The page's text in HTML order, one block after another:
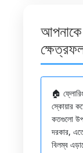
আপনাকে
🏠
স্কোয়ার
কতগুলো
দরকার,
বিলম্ব